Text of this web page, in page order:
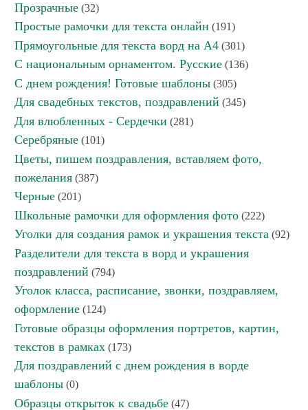
Прозрачные (32)
Простые рамочки для текста онлайн (191)
Прямоугольные для текста ворд на А4 (301)
С национальным орнаментом. Русские (136)
С днем рождения! Готовые шаблоны (305)
Для свадебных текстов, поздравлений (345)
Для влюбленных - Сердечки (281)
Серебряные (101)
Цветы, пишем поздравления, вставляем фото,
пожелания (387)
Черные (201)
Школьные рамочки для оформления фото (222)
Уголки для создания рамок и украшения текста (92)
Разделители для текста в ворд и украшения
поздравлений (794)
Уголок класса, расписание, звонки, поздравляем,
оформление (124)
Готовые образцы оформления портретов, картин,
текстов в рамках (173)
Для поздравлений с днем рождения в ворде
шаблоны (0)
Образцы открыток к свадьбе (47)